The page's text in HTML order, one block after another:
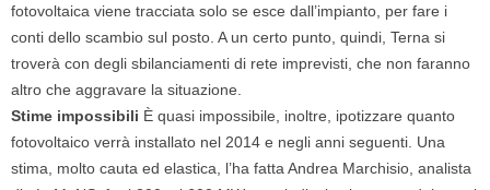
fotovoltaica viene tracciata solo se esce dall’impianto, per fare i
conti dello scambio sul posto. A un certo punto, quindi, Terna si
troverà con degli sbilanciamenti di rete imprevisti, che non faranno
altro che aggravare la situazione.
Stime impossibili È quasi impossibile, inoltre, ipotizzare quanto
fotovoltaico verrà installato nel 2014 e negli anni seguenti. Una
stima, molto cauta ed elastica, l’ha fatta Andrea Marchisio, analista